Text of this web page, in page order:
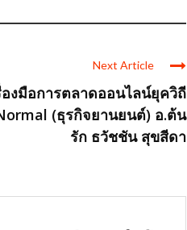
Next Article
งมือการตลาดออนไลน์ยุควิถี
(ธุรกิจยานยนต์) อ.ต้น
รัก ธวัชชัน สุขสีดา